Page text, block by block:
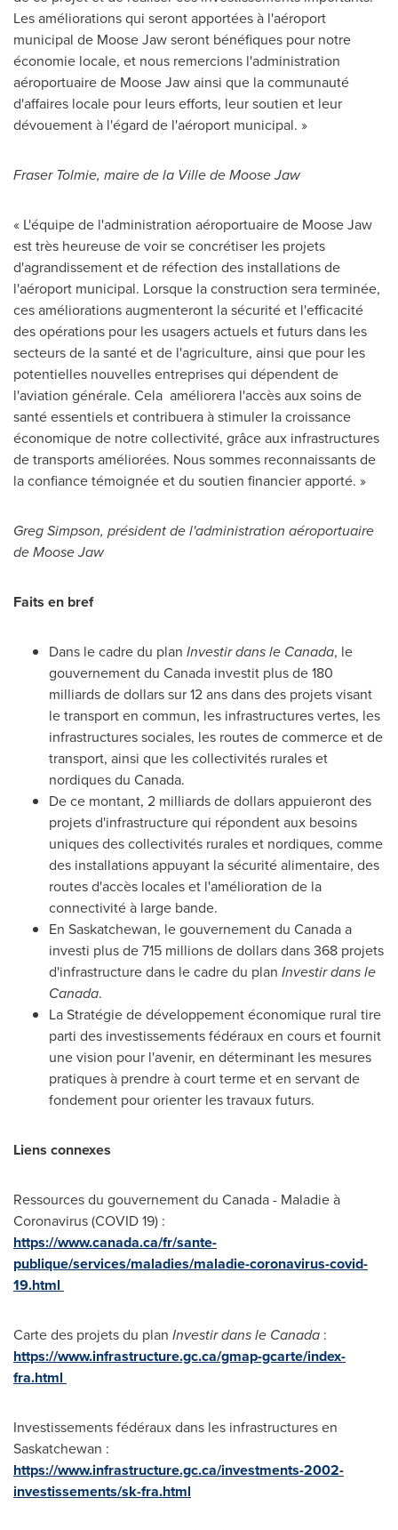
Les améliorations qui seront apportées à l'aéroport
municipal de Moose Jawseront bénéfiques pour notre
économie locale, et nous remercions l'administration
aéroportuaire de Moose Jawainsi que la communauté
d'affaires locale pour leurs efforts, leur soutien et leur
dévouement à l'égard de l'aéroport municipal. »
Fraser Tolmie, maire de la Ville deMoose Jaw
« L'équipe de l'administration aéroportuaire de Moose Jaw
est très heureuse de voir se concrétiser les projets
d'agrandissement et de réfection des installations de
l'aéroport municipal. Lorsque la construction sera terminée,
ces améliorations augmenteront la sécurité et l'efficacité
des opérations pour les usagers actuels et futurs dans les
secteurs de la santé et de l'agriculture, ainsi que pour les
potentielles nouvelles entreprises qui dépendent de
l'aviation générale. Cela améliorera l'accès aux soins de
santé essentiels et contribuera à stimuler la croissance
économique de notre collectivité, grâce aux infrastructures
de transports améliorées. Nous sommes reconnaissants de
la confiance témoignée et du soutien financier apporté. »
Greg Simpson, président de l'administration aéroportuaire
deMoose Jaw
Faits en bref
Dans le cadre du plan Investir dans le Canada, le
gouvernement du Canada investit plus de 180
milliards de dollars sur 12 ans dans des projets visant
le transport en commun, les infrastructures vertes, les
infrastructures sociales, les routes de commerce et de
transport, ainsi que les collectivités rurales et
nordiques du Canada.
De ce montant, 2 milliards de dollars appuieront des
projets d'infrastructure qui répondent aux besoins
uniques des collectivités rurales et nordiques, comme
des installations appuyant la sécurité alimentaire, des
routes d'accès locales et l'amélioration de la
connectivité à large bande.
En Saskatchewan, le gouvernement du Canadaa
investi plus de 715 millions de dollars dans 368 projets
d'infrastructure dans le cadre du plan Investir dans le
Canada.
La Stratégie de développement économique rural tire
parti des investissements fédéraux en cours et fournit
une vision pour l'avenir, en déterminant les mesures
pratiques à prendre à court terme et en servant de
fondement pour orienter les travaux futurs.
Liens connexes
Ressources du gouvernement du Canada- Maladie à
Coronavirus (COVID 19) :
https://www.canada.ca/fr/sante-
publique/services/maladies/maladie-coronavirus-covid-
19.html
Carte des projets du plan Investir dans le Canada :
https://www.infrastructure.gc.ca/gmap-gcarte/index-
fra.html
Investissements fédéraux dans les infrastructures en
Saskatchewan :
https://www.infrastructure.gc.ca/investments-2002-
investissements/sk-fra.html